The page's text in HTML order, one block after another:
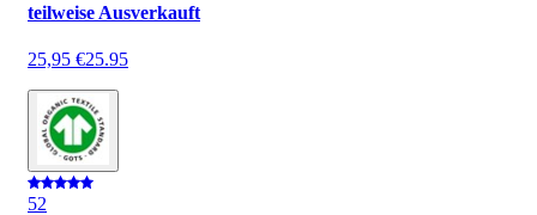
teilweise Ausverkauft
25,95 €25.95
52